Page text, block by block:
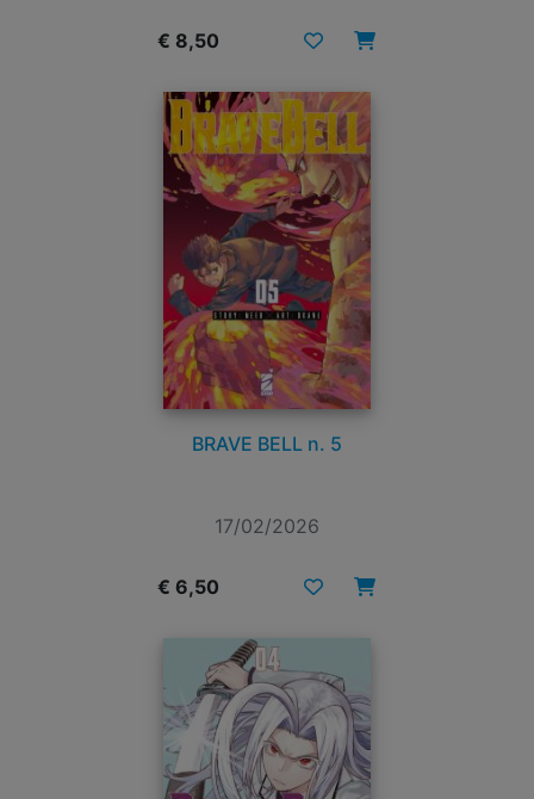
€ 8,50
BRAVE BELL n. 5
17/02/2026
€ 6,50